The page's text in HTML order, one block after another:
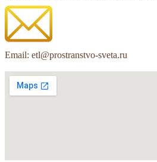
Email: etl@prostranstvo-sveta.ru